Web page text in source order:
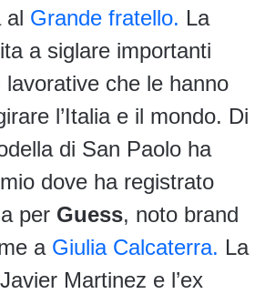
al Grande fratello. La
a siglare importanti
lavorative che le hanno
l’Italia e il mondo. Di
di San Paolo ha
dove ha registrato
per Guess, noto brand
a Giulia Calcaterra. La
Martinez e l’ex